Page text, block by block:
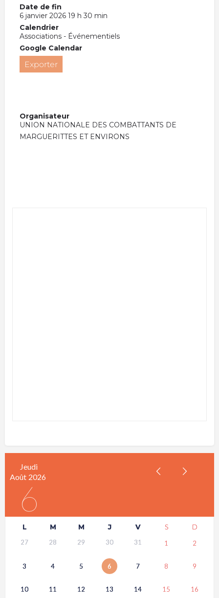
Date de fin
6 janvier 2026 19 h 30 min
Calendrier
Associations - Événementiels
Google Calendar
Exporter
Organisateur
UNION NATIONALE DES COMBATTANTS DE
MARGUERITTES ET ENVIRONS
Jeudi
Août 2026
6
L M M J V S D
27 28 29 30 31 1 2
3 4 5 6 7 8 9
10 11 12 13 14 15 16